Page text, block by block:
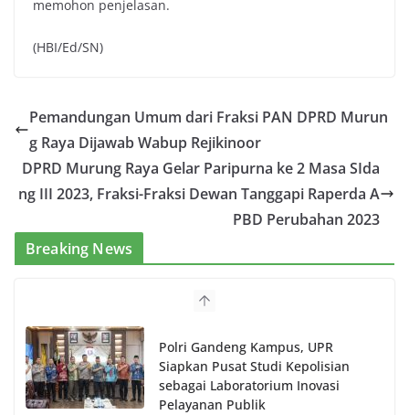
memohon penjelasan.
(HBI/Ed/SN)
Pemandungan Umum dari Fraksi PAN DPRD Murun
g Raya Dijawab Wabup Rejikinoor
DPRD Murung Raya Gelar Paripurna ke 2 Masa SIda
ng III 2023, Fraksi-Fraksi Dewan Tanggapi Raperda A
PBD Perubahan 2023
Breaking News
Polri Gandeng Kampus, UPR
Siapkan Pusat Studi Kepolisian
sebagai Laboratorium Inovasi
Pelayanan Publik